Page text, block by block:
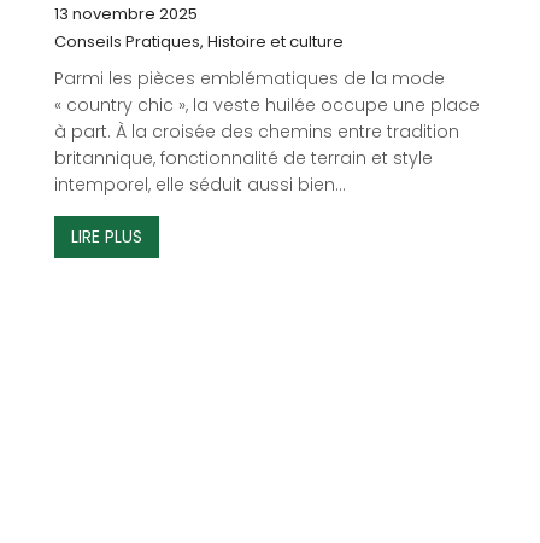
13 novembre 2025
Conseils Pratiques, Histoire et culture
Parmi les pièces emblématiques de la mode
« country chic », la veste huilée occupe une place
à part. À la croisée des chemins entre tradition
britannique, fonctionnalité de terrain et style
intemporel, elle séduit aussi bien...
LIRE PLUS